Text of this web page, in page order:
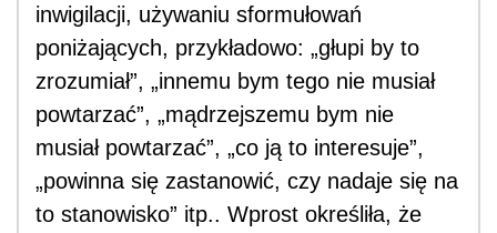
inwigilacji, używaniu sformułowań
poniżających, przykładowo: „głupi by to
zrozumiał”, „innemu bym tego nie musiał
powtarzać”, „mądrzejszemu bym nie
musiał powtarzać”, „co ją to interesuje”,
„powinna się zastanowić, czy nadaje się na
to stanowisko” itp.. Wprost określiła, że